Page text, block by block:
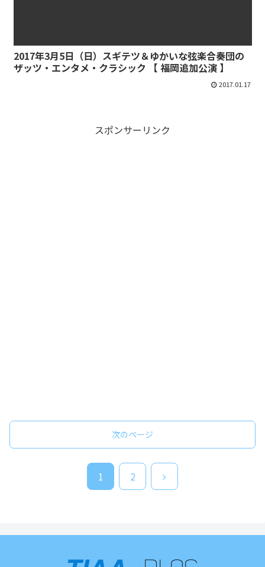
2017年3月5日（日）スギテツ＆ゆかいな弦楽合奏団の
ザッツ・エンタメ・クラシック 【 福岡追加公演 】
2017.01.17
スポンサーリンク
次のページ
1 2
次